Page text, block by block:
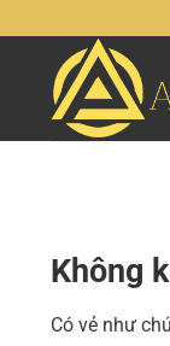
đến
Không
Có vẻ như